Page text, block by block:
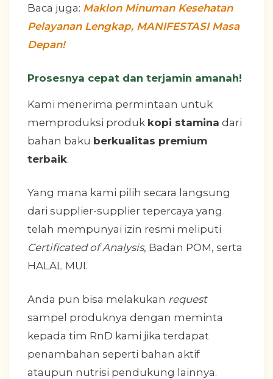
Baca juga: Maklon Minuman Kesehatan
Pelayanan Lengkap, MANIFESTASI Masa
Depan!
Prosesnya cepat dan terjamin amanah!
Kami menerima permintaan untuk
memproduksi produk kopi stamina dari
bahan baku berkualitas premium
terbaik.
Yang mana kami pilih secara langsung
dari supplier-supplier tepercaya yang
telah mempunyai izin resmi meliputi
Certificated of Analysis, Badan POM, serta
HALAL MUI.
Anda pun bisa melakukan request
sampel produknya dengan meminta
kepada tim RnD kami jika terdapat
penambahan seperti bahan aktif
ataupun nutrisi pendukung lainnya.